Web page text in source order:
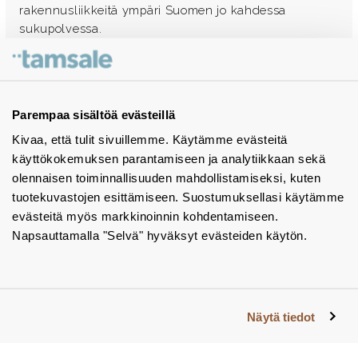
Parempaa sisältöä evästeillä
Kivaa, että tulit sivuillemme. Käytämme evästeitä
käyttökokemuksen parantamiseen ja analytiikkaan sekä
olennaisen toiminnallisuuden mahdollistamiseksi, kuten
tuotekuvastojen esittämiseen. Suostumuksellasi käytämme
evästeitä myös markkinoinnin kohdentamiseen.
Napsauttamalla "Selvä" hyväksyt evästeiden käytön.
Näytä tiedot
rakennusliikkeitä ympäri Suomen jo kahdessa
sukupolvessa.
Ota yhteyttä - autamme mielellämme
Tuotekuvastot
Instagram
BIM-objektit
Yhteystiedot
Tiedotteet